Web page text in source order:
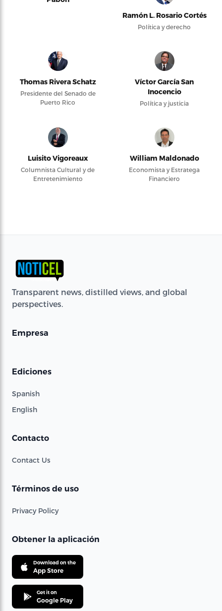
Ramón L. Rosario Cortés
Política y derecho
Thomas Rivera Schatz
Presidente del Senado de
Puerto Rico
Víctor García San
Inocencio
Política y justicia
Luisito Vigoreaux
Columnista Cultural y de
Entretenimiento
William Maldonado
Economista y Estratega
Financiero
Transparent news, distilled views, and global
perspectives.
Empresa
Ediciones
Spanish
English
Contacto
Contact Us
Términos de uso
Privacy Policy
Obtener la aplicación
Download on the
App Store
Get it on
Google Play